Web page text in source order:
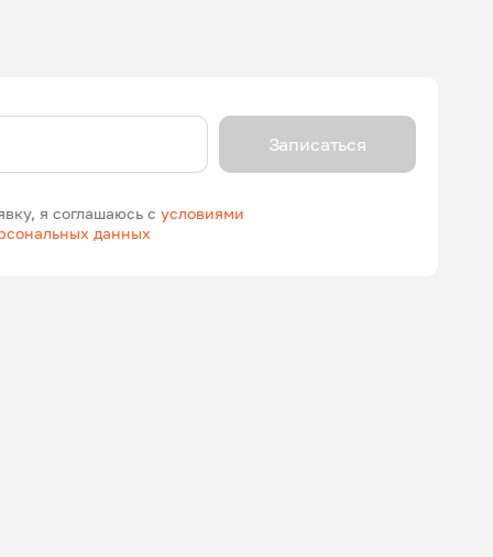
я соглашаюсь сусловиями
данных
Записаться